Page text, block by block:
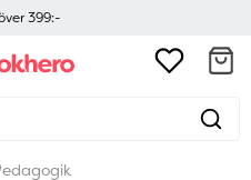
399:-